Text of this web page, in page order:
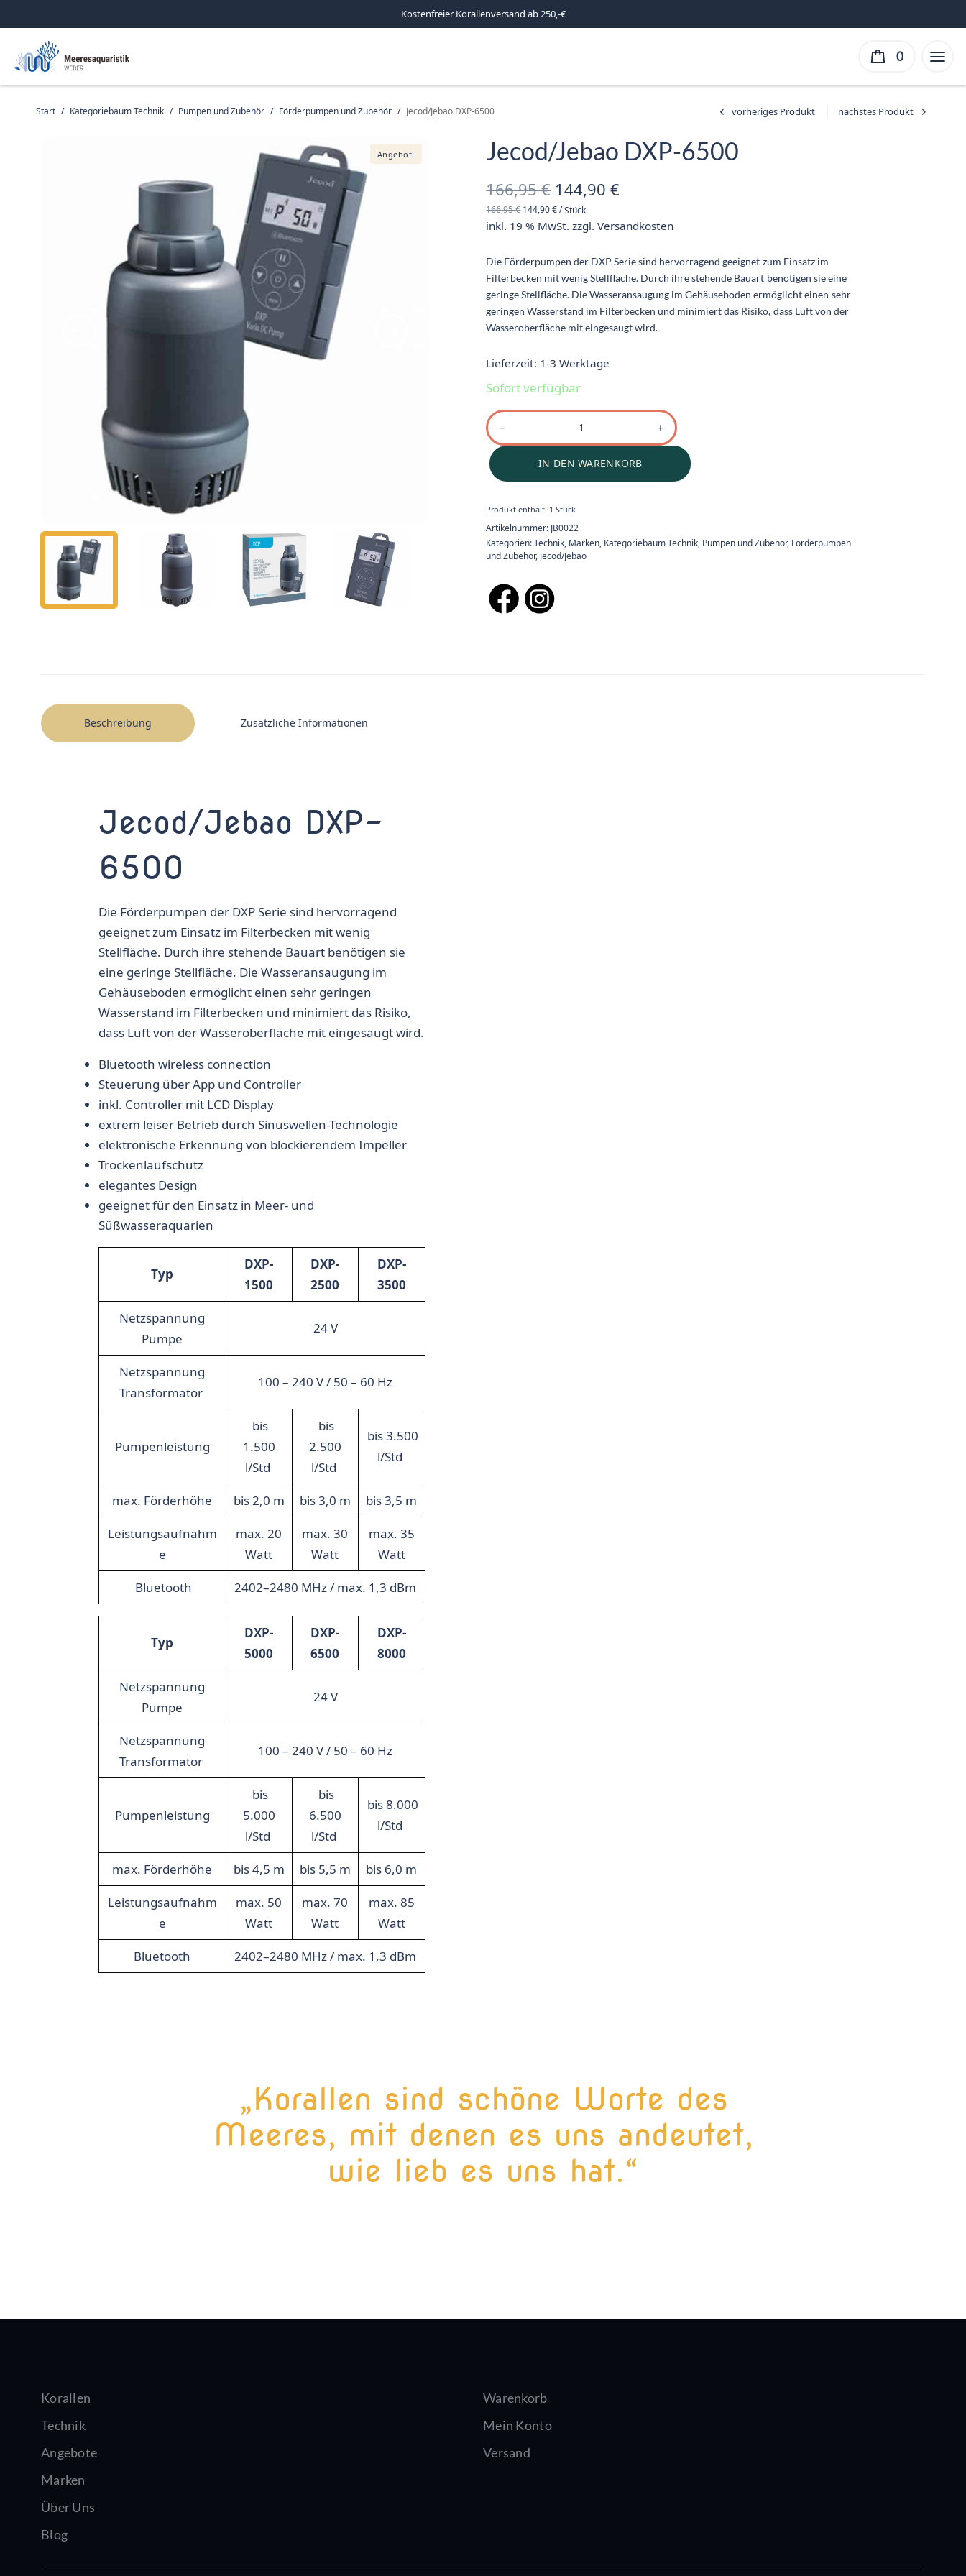
Kostenfreier Korallenversand ab 250,-€
0
Start / Kategoriebaum Technik / Pumpen und Zubehör / Förderpumpen und Zubehör / Jecod/Jebao DXP-6500
Angebot! Jecod/Jebao DXP-6500
166,95€ Ursprünglicher
Preis war:
144,90€
166,95€ 144,90€/Stück
inkl. 19 % MwSt. zzgl.Versandkosten
Die Förderpumpen der DXP Serie sind hervorragend geeignet zum Einsatz im
Filterbecken mit wenig Stellfläche. Durch ihre stehende Bauart benötigen sie eine
geringe Stellfläche. Die Wasseransaugung im Gehäuseboden ermöglicht einen sehr
geringen Wasserstand im Filterbecken und minimiert das Risiko, dass Luft von der
Wasseroberfläche mit eingesaugt wird.
Lieferzeit: 1-3 Werktage
Sofort verfügbar
IN DEN WARENKORB
Produkt enthält: 1Stück
Artikelnummer: JB0022
Kategorien:Technik, Marken, Kategoriebaum Technik, Pumpen und Zubehör, Förderpumpen
und Zubehör, Jecod/Jebao
Beschreibung Zusätzliche Informationen
Jecod/Jebao DXP-
6500
Die Förderpumpen der DXP Serie sind hervorragend
geeignet zum Einsatz im Filterbecken mit wenig
Stellfläche. Durch ihre stehende Bauart benötigen sie
eine geringe Stellfläche. Die Wasseransaugung im
Gehäuseboden ermöglicht einen sehr geringen
Wasserstand im Filterbecken und minimiert das Risiko,
dass Luft von der Wasseroberfläche mit eingesaugt wird.
Bluetooth wireless connection
Steuerung über App und Controller
inkl. Controller mit LCD Display
extrem leiser Betrieb durch Sinuswellen-Technologie
elektronische Erkennung von blockierendem Impeller
Trockenlaufschutz
elegantes Design
geeignet für den Einsatz in Meer- und
Süßwasseraquarien
Typ
DXP-
1500
DXP-
2500
DXP-
3500
Netzspannung
Pumpe
24 V
Netzspannung
Transformator
100 – 240 V / 50 – 60 Hz
Pumpenleistung
bis
1.500
l/Std
bis
2.500
l/Std
bis 3.500
l/Std
max. Förderhöhe bis 2,0 m bis 3,0 m
bis 3,5 m
Leistungsaufnahm
e
max. 20
Watt
max. 30
Watt
max. 35
Watt
Bluetooth
2402–2480 MHz / max. 1,3 dBm
Typ
DXP-
5000
DXP-
6500
DXP-
8000
Netzspannung
Pumpe
24 V
Netzspannung
Transformator
100 – 240 V / 50 – 60 Hz
Pumpenleistung
bis
5.000
l/Std
bis
6.500
l/Std
bis 8.000
l/Std
max. Förderhöhe bis 4,5 m bis 5,5 m
bis 6,0 m
Leistungsaufnahm
e
max. 50
Watt
max. 70
Watt
max. 85
Watt
Bluetooth
2402–2480 MHz / max. 1,3 dBm
„Korallen sind schöne Worte des
Meeres, mit denen es uns andeutet,
wie lieb es uns hat.“
Korallen
Technik
Angebote
Marken
Über Uns
Blog
Warenkorb
Mein Konto
Versand